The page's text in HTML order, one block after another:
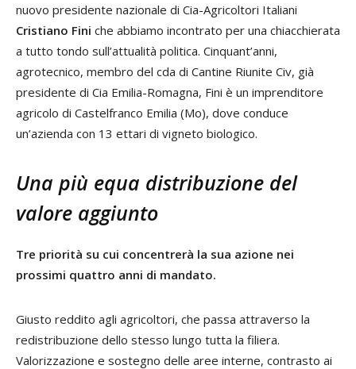
nuovo presidente nazionale di Cia-Agricoltori Italiani
Cristiano Fini che abbiamo incontrato per una chiacchierata
a tutto tondo sull’attualità politica. Cinquant’anni,
agrotecnico, membro del cda di Cantine Riunite Civ, già
presidente di Cia Emilia-Romagna, Fini è un imprenditore
agricolo di Castelfranco Emilia (Mo), dove conduce
un’azienda con 13 ettari di vigneto biologico.
Una più equa distribuzione del
valore aggiunto
Tre priorità su cui concentrerà la sua azione nei
prossimi quattro anni di mandato.
Giusto reddito agli agricoltori, che passa attraverso la
redistribuzione dello stesso lungo tutta la filiera.
Valorizzazione e sostegno delle aree interne, contrasto ai